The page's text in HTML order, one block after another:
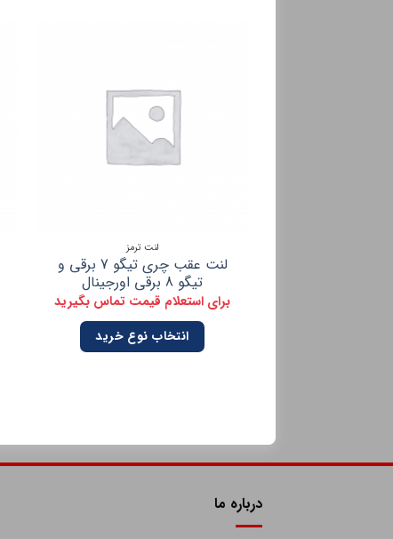
لنت ترمز
لنت عقب چری تیگو 7 برقی و
تیگو 8 برقی اورجینال
برای استعلام قیمت تماس بگیرید
انتخاب نوع خرید
درباره ما